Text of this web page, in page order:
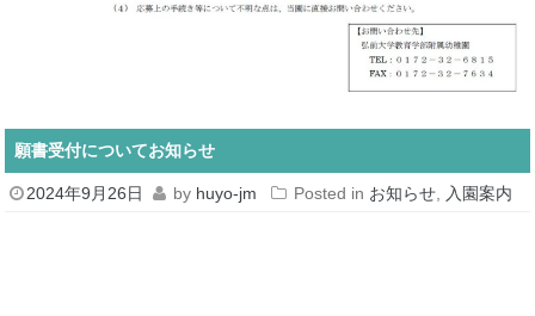
願書受付についてお知らせ
2024年9月26日 by huyo-jm Posted in お知らせ 入園案内